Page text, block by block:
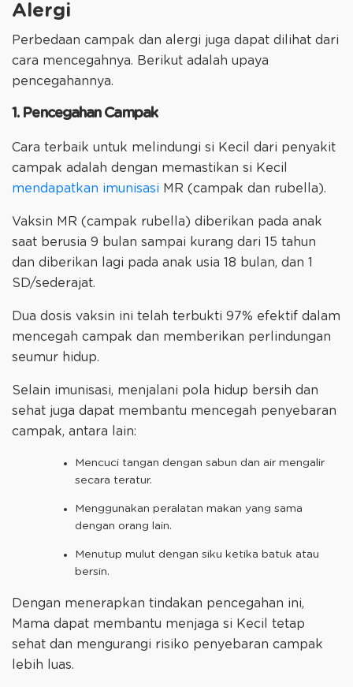
Alergi
Perbedaan campak dan alergi juga dapat dilihat dari
cara mencegahnya. Berikut adalah upaya
pencegahannya.
1. Pencegahan Campak
Cara terbaik untuk melindungi si Kecil dari penyakit
campak adalah dengan memastikan si Kecil
mendapatkan imunisasi MR (campak dan rubella).
Vaksin MR (campak rubella) diberikan pada anak
saat berusia 9 bulan sampai kurang dari 15 tahun
dan diberikan lagi pada anak usia 18 bulan, dan 1
SD/sederajat.
Dua dosis vaksin ini telah terbukti 97% efektif dalam
mencegah campak dan memberikan perlindungan
seumur hidup.
Selain imunisasi, menjalani pola hidup bersih dan
sehat juga dapat membantu mencegah penyebaran
campak, antara lain:
Mencuci tangan dengan sabun dan air mengalir
secara teratur.
Menggunakan peralatan makan yang sama
dengan orang lain.
Menutup mulut dengan siku ketika batuk atau
bersin.
Dengan menerapkan tindakan pencegahan ini,
Mama dapat membantu menjaga si Kecil tetap
sehat dan mengurangi risiko penyebaran campak
lebih luas.